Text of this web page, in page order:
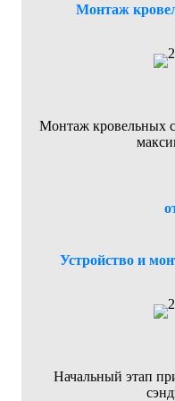
Монтаж
Монтаж кровельных
Устройство и
Начальный этап